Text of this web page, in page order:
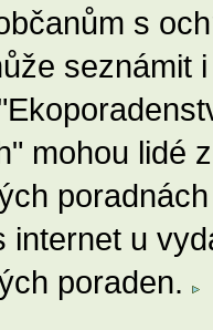
s
seznámit
mohou lidé
internet u
poraden.